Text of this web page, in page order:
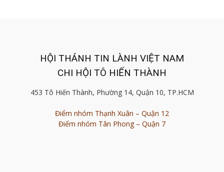
HỘI THÁNH TIN LÀNH VIỆT NAM
CHI HỘI TÔ HIẾN THÀNH
453 Tô Hiến Thành, Phường 14, Quận 10, TP.HCM
Điểm nhóm Thạnh Xuân – Quận 12
Điểm nhóm Tân Phong – Quận 7